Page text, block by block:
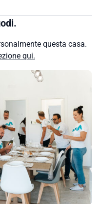
questa casa.
qui.